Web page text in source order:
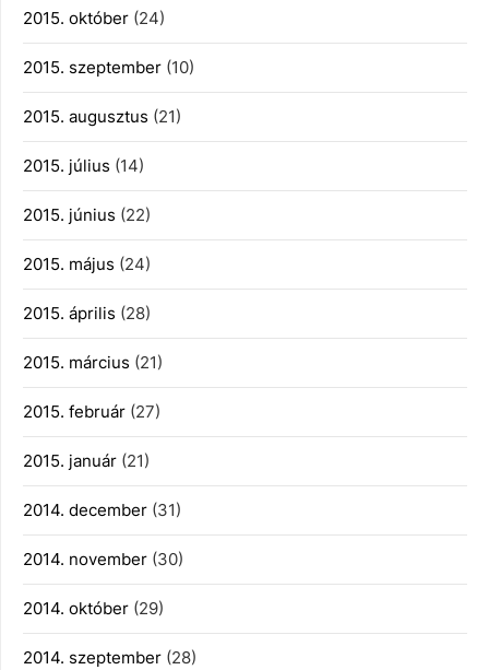
2015. október (24)
2015. szeptember (10)
2015. augusztus (21)
2015. július (14)
2015. június (22)
2015. május (24)
2015. április (28)
2015. március (21)
2015. február (27)
2015. január (21)
2014. december (31)
2014. november (30)
2014. október (29)
2014. szeptember (28)